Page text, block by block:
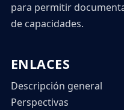
para permitir
de capacidades.
ENLACES
Descripción general
Perspectivas